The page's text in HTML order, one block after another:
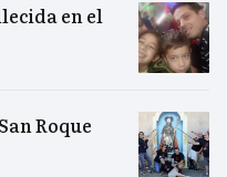
en el
Roque